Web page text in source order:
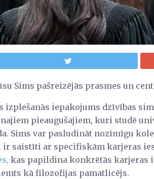
Sims pašreizējās prasmes un
izplešanās iepakojums dzīvības
pieaugušajiem, kuri studē
Sims var pasludināt nozīmīgu
saistīti ar specifiskām karjeras
kas papildina konkrētās karjeras
kā filozofijas pamatlicējs.